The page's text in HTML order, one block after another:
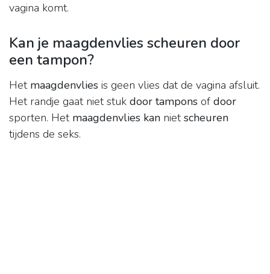
vagina komt.
Kan je maagdenvlies scheuren door
een tampon?
Het maagdenvlies is geen vlies dat de vagina afsluit.
Het randje gaat niet stuk door tampons of door
sporten. Het maagdenvlies kan nietscheuren
tijdens de seks.